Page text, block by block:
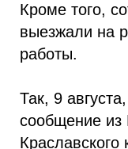
Кроме того,
выезжали на
работы.
Так, 9
сообщение из